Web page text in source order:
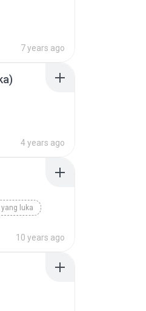
7 years ago
4 years ago
luka
10 years ago